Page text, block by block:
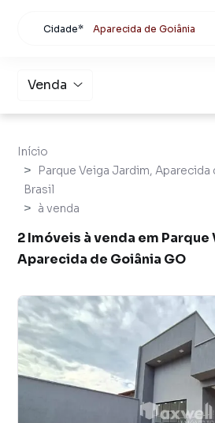
Cidade* Aparecida de Goiânia
Venda
Início
Parque Veiga Jardim, Aparecida
Brasil
à venda
2 Imóveis à venda em
Aparecida de Goiânia GO